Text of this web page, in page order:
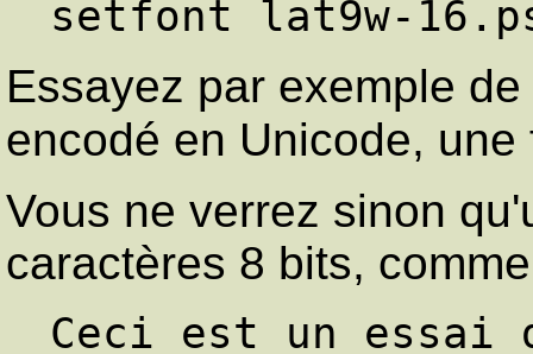
Essayez par exemple
encodé en Unicode,
Vous ne verrez sinon
caractères 8 bits,
Ceci est un essai